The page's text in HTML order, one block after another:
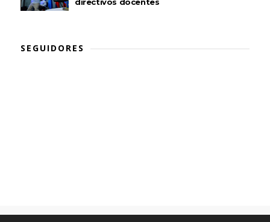
directivos docentes
SEGUIDORES